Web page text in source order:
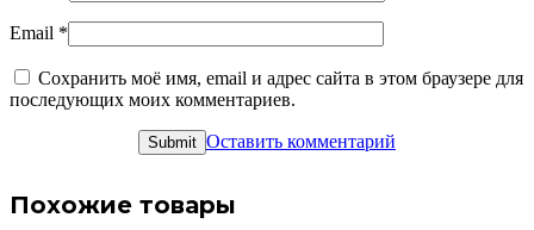
Email *
Сохранить моё имя, email и адрес сайта в этом браузере для
последующих моих комментариев.
Оставить комментарий
Похожие товары